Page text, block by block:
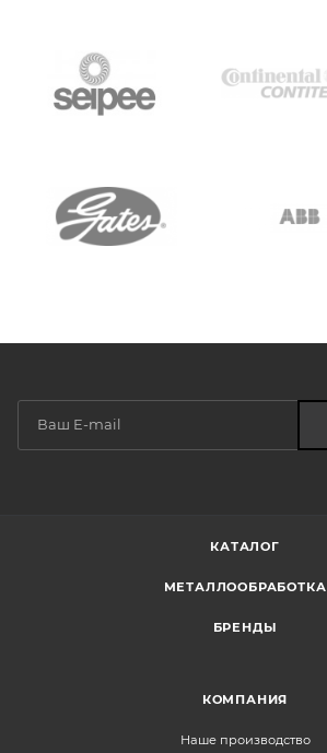
КАТАЛОГ
МЕТАЛЛООБРАБОТКА
БРЕНДЫ
КОМПАНИЯ
Наше производство